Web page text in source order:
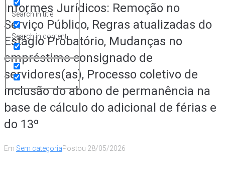
Search in title
Search in content
Informes Jurídicos: Remoção no
Serviço Público, Regras atualizadas do
Estágio Probatório, Mudanças no
empréstimo consignado de
servidores(as), Processo coletivo de
inclusão do abono de permanência na
base de cálculo do adicional de férias e
do 13º
Em Sem categoriaPostou 28/05/2026